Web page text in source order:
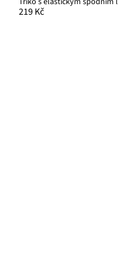
219 Kč